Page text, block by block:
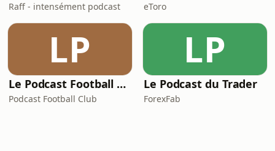
Raff - intensément podcast eToro
LP
Le Podcast Football Club – le Foot, raconté par ceux qui le vivent !
Podcast Football Club
LP
Le Podcast du Trader
ForexFab